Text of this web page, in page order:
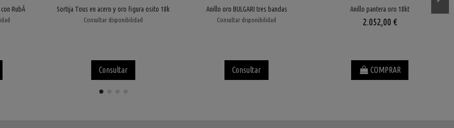
RubÃ­ Sortija Tous en acero y oro figura osito 18k
Consultar disponibilidad
Consultar
Anillo oro BULGARI tres bandas
Consultar disponibilidad
Consultar
Anillo pantera oro 18kt
2.052,00 €
COMPRAR